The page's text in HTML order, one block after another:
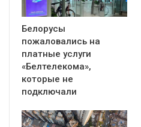
Белорусы
пожаловались на
платные услуги
«Белтелекома»,
которые не
подключали